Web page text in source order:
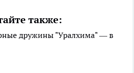
также:
дружины "Уралхима" — в